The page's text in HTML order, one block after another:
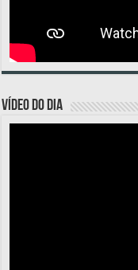
VÍDEO DO DIA